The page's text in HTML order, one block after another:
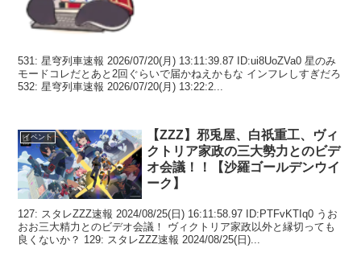
531: 星穹列車速報 2026/07/20(月) 13:11:39.87 ID:ui8UoZVa0 星のみ
モードコレだとあと2回ぐらいで届かねえかもな インフレしすぎだろ
532: 星穹列車速報 2026/07/20(月) 13:22:2...
イベント
【ZZZ】邪兎屋、白祇重工、ヴィ
クトリア家政の三大勢力とのビデ
オ会議！！【沙羅ゴールデンウイ
ーク】
127: スタレZZZ速報 2024/08/25(日) 16:11:58.97 ID:PTFvKTIq0 うお
おお三大精力とのビデオ会議！ ヴィクトリア家政以外と縁切っても
良くないか？ 129: スタレZZZ速報 2024/08/25(日)...